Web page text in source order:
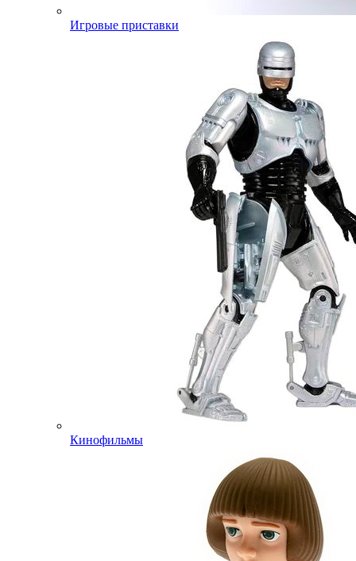
Игровые приставки
Кинофильмы